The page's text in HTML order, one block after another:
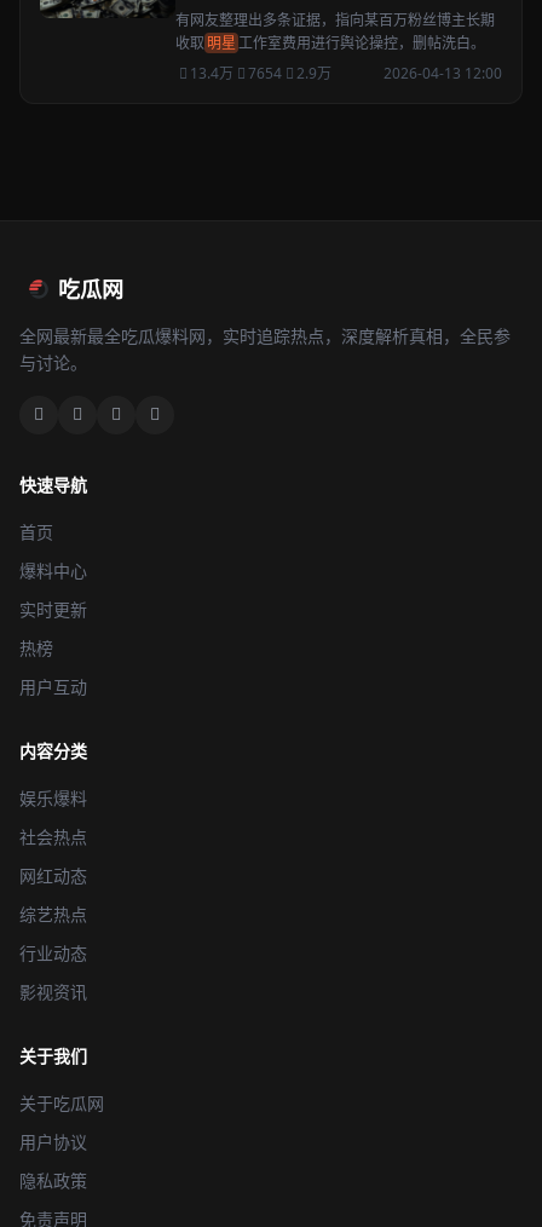
有网友整理出多条证据，指向某百万粉丝博主长期
收取 明星工作室费用进行舆论操控，删帖洗白。
13.4万
7654 2.9万 2026-04-13 12:00
吃瓜网
全网最新最全吃瓜爆料网，实时追踪热点，深度解析真相，全民参
与讨论。
快速导航
首页
爆料中心
实时更新
热榜
用户互动
内容分类
娱乐爆料
社会热点
网红动态
综艺热点
行业动态
影视资讯
关于我们
关于吃瓜网
用户协议
隐私政策
免责声明